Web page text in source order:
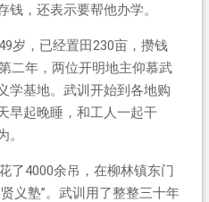
钱，还表示要帮他办学。
岁，已经置田230亩，攒钱
二年，两位开明地主仰慕武
学基地。武训开始到各地购
早起晚睡，和工人一起干
了4000余吊，在柳林镇东门
义塾”。武训用了整整三十年